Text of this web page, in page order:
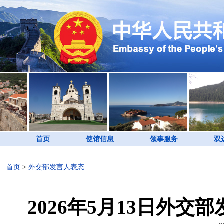
首页 使馆信息 领事服务 双
首页 > 外交部发言人表态
2026年5月13日外交